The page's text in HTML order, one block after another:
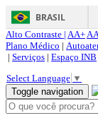
BRASIL
Alto Contraste | AA+AA
Plano Médico |
| Serviços | Espaço INB
Select Language ▼
Toggle navigation